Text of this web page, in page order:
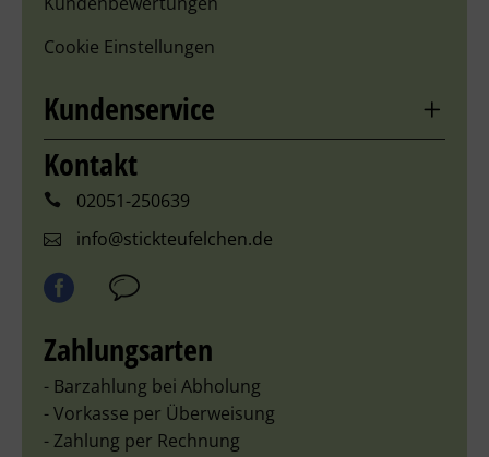
Cookie Einstellungen
Kundenservice
Kontakt
02051-250639
info@stickteufelchen.de
Zahlungsarten
- Barzahlung bei Abholung
- Vorkasse per Überweisung
- Zahlung per Rechnung